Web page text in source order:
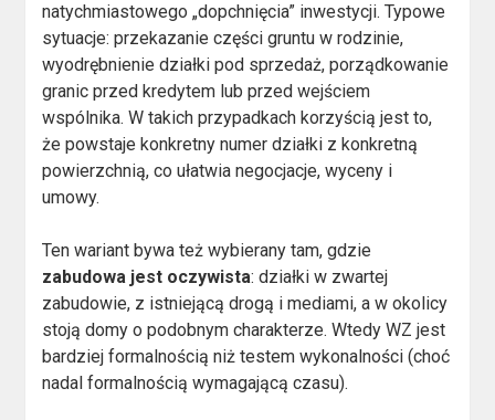
natychmiastowego „dopchnięcia” inwestycji. Typowe
sytuacje: przekazanie części gruntu w rodzinie,
wyodrębnienie działki pod sprzedaż, porządkowanie
granic przed kredytem lub przed wejściem
wspólnika. W takich przypadkach korzyścią jest to,
że powstaje konkretny numer działki z konkretną
powierzchnią, co ułatwia negocjacje, wyceny i
umowy.
Ten wariant bywa też wybierany tam, gdzie
zabudowa jest oczywista: działki w zwartej
zabudowie, z istniejącą drogą i mediami, a w okolicy
stoją domy o podobnym charakterze. Wtedy WZ jest
bardziej formalnością niż testem wykonalności (choć
nadal formalnością wymagającą czasu).